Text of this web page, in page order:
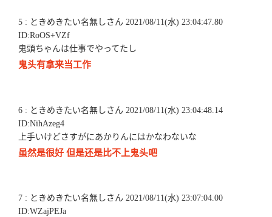
5 : ときめきたい名無しさん 2021/08/11(水) 23:04:47.80
ID:RoOS+VZf
鬼頭ちゃんは仕事でやってたし
鬼头有拿来当工作
6 : ときめきたい名無しさん 2021/08/11(水) 23:04:48.14
ID:NihAzeg4
上手いけどさすがにあかりんにはかなわないな
虽然是很好 但是还是比不上鬼头吧
7 : ときめきたい名無しさん 2021/08/11(水) 23:07:04.00
ID:WZajPEJa